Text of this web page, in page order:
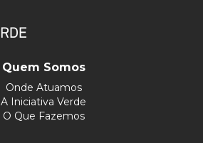
Quem Somos
Onde Atuamos
A Iniciativa Verde
O Que Fazemos